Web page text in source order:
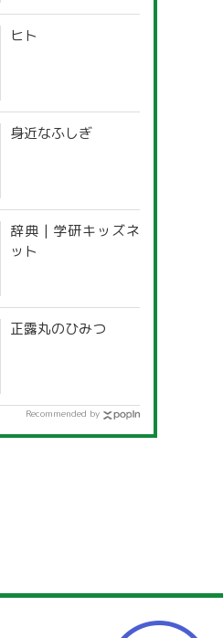
ヒト
身近なふしぎ
辞典 | 学研キッズネ
ット
正露丸のひみつ
Recommended by